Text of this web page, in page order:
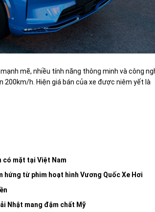
mẽ, nhiều tính năng thông minh và công
h. Hiện giá bán của xe được niêm yết là
có mặt tại Việt Nam
từ phim hoạt hình Vương Quốc Xe Hơi
Nhật mang đậm chất Mỹ